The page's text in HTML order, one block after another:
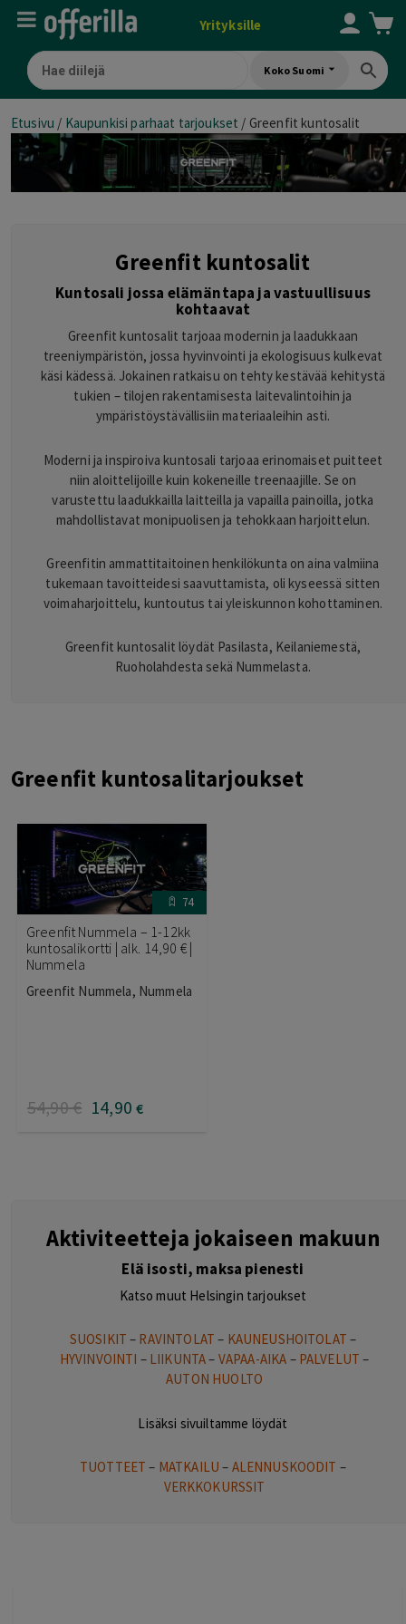
Yrityksille
Koko Suomi
Etusivu / Kaupunkisi parhaat tarjoukset / Greenfit kuntosalit
Greenfit kuntosalit
Kuntosali jossa elämäntapa ja vastuullisuus
kohtaavat
Greenfit kuntosalit tarjoaa modernin ja laadukkaan
treeniympäristön, jossa hyvinvointi ja ekologisuus kulkevat
käsi kädessä. Jokainen ratkaisu on tehty kestävää kehitystä
tukien – tilojen rakentamisesta laitevalintoihin ja
ympäristöystävällisiin materiaaleihin asti.
Moderni ja inspiroiva kuntosali tarjoaa erinomaiset puitteet
niin aloittelijoille kuin kokeneille treenaajille. Se on
varustettu laadukkailla laitteilla ja vapailla painoilla, jotka
mahdollistavat monipuolisen ja tehokkaan harjoittelun.
Greenfitin ammattitaitoinen henkilökunta on aina valmiina
tukemaan tavoitteidesi saavuttamista, oli kyseessä sitten
voimaharjoittelu, kuntoutus tai yleiskunnon kohottaminen.
Greenfit kuntosalit löydät Pasilasta, Keilaniemestä,
Ruoholahdesta sekä Nummelasta.
Greenfit kuntosalitarjoukset
74
Greenfit Nummela – 1-12kk
kuntosalikortti | alk. 14,90 € |
Nummela
Greenfit Nummela, Nummela
54,90€ 14,90 €
Aktiviteetteja jokaiseen makuun
Elä isosti, maksa pienesti
Katso muut Helsingin tarjoukset
SUOSIKIT – RAVINTOLAT – KAUNEUSHOITOLAT –
HYVINVOINTI – LIIKUNTA– VAPAA-AIKA – PALVELUT –
AUTON HUOLTO
Lisäksi sivuiltamme löydät
TUOTTEET – MATKAILU – ALENNUSKOODIT –
VERKKOKURSSIT